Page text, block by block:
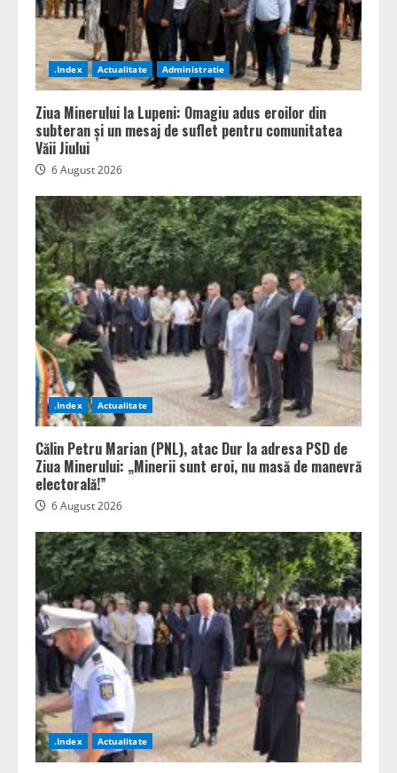
.Index Actualitate Administratie
Ziua Minerului la Lupeni: Omagiu adus eroilor din
subteran și un mesaj de suflet pentru comunitatea
Văii Jiului
6 August 2026
.Index Actualitate
Călin Petru Marian (PNL), atac Dur la adresa PSD de
Ziua Minerului: „Minerii sunt eroi, nu masă de manevră
electorală!”
6 August 2026
.Index Actualitate